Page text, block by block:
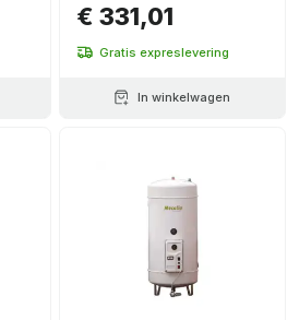
€ 331,01
Gratis expreslevering
In winkelwagen